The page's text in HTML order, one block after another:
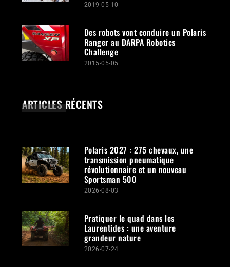
2019-05-10
Des robots vont conduire un Polaris
Ranger au DARPA Robotics
Challenge
2015-05-05
ARTICLES RÉCENTS
Polaris 2027 : 275 chevaux, une
transmission pneumatique
révolutionnaire et un nouveau
Sportsman 500
2026-08-03
Pratiquer le quad dans les
Laurentides : une aventure
grandeur nature
2026-07-24